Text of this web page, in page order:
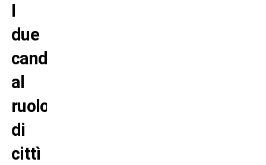
I
due
candidati
al
ruolo
di
cittì